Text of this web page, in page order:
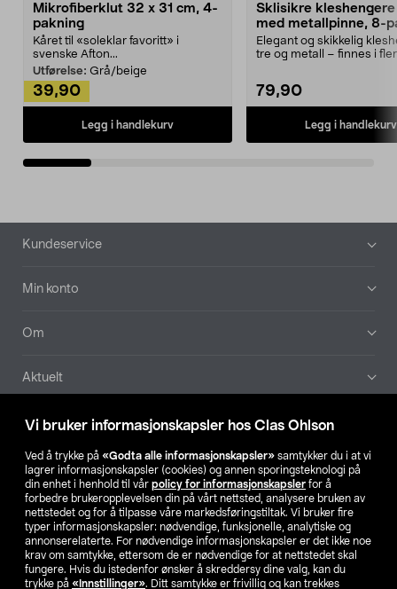
Vi bruker informasjonskapsler hos Clas Ohlson
Ved å trykke på «Godta alle informasjonskapsler» samtykker du i at vi
lagrer informasjonskapsler (cookies) og annen sporingsteknologi på
din enhet i henhold til vår policy for informasjonskapsler for å
forbedre brukeropplevelsen din på vårt nettsted, analysere bruken av
nettstedet og for å tilpasse våre markedsføringstiltak. Vi bruker fire
typer informasjonskapsler: nødvendige, funksjonelle, analytiske og
annonserelaterte. For nødvendige informasjonskapsler er det ikke noe
krav om samtykke, ettersom de er nødvendige for at nettstedet skal
fungere. Hvis du istedenfor ønsker å skreddersy dine valg, kan du
trykke på «Innstillinger». Ditt samtykke er frivillig og kan trekkes
Mikrofiberklut 32 x 31 cm, 4-
pakning
Kåret til «soleklar favoritt» i
svenske Afton...
Utførelse: Grå/beige
39,90
Legg i handlekurv
Sklisikre
med metallpinne, 8-
Elegant og skikkelig
tre og metall – finnes i
79,90
Legg i handlekurv
Bunntekst
Kundeservice
Min konto
Om
Aktuelt
Våre selskaper
Finn din butikk
SE NO FI